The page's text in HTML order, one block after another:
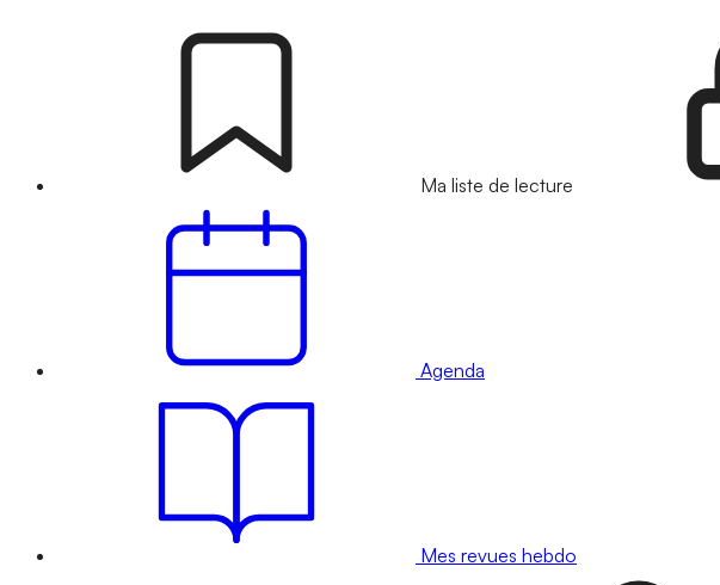
Ma liste de lecture
Agenda
Mes revues hebdo